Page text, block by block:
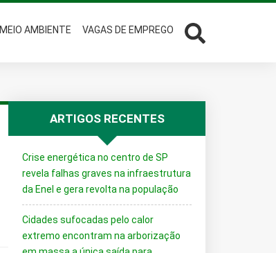
MEIO AMBIENTE VAGAS DE EMPREGO
ARTIGOS RECENTES
Crise energética no centro de SP
revela falhas graves na infraestrutura
da Enel e gera revolta na população
Cidades sufocadas pelo calor
extremo encontram na arborização